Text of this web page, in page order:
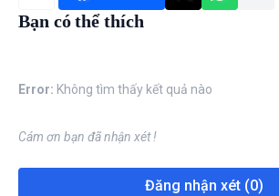
Bạn có thể thích
Error: Không tìm thấy kết quả nào
Cám ơn bạn đã nhận xét !
Đăng nhận xét (0)